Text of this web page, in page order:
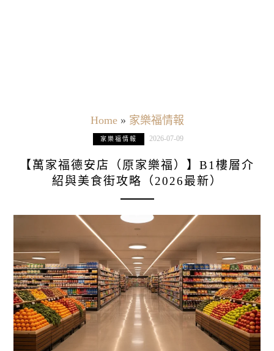
Home» 家樂福情報
家樂福情報 2026-07-09
【萬家福德安店（原家樂福）】B1樓層介
紹與美食街攻略（2026最新）